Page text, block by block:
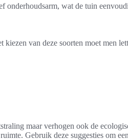
wat de tuin
van deze soorten moet men
maar verhogen ook de
Gebruik deze suggesties om